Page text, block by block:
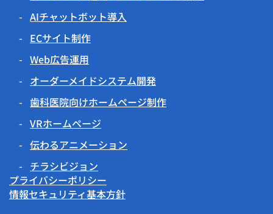
AIチャットボット導入
ECサイト制作
Web広告運用
オーダーメイドシステム開発
歯科医院向けホームページ制作
VRホームページ
伝わるアニメーション
チラシビジョン
プライバシーポリシー
情報セキュリティ基本方針